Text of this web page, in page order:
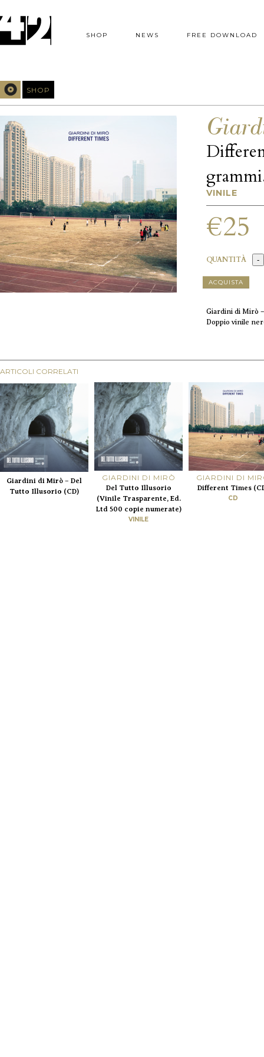
SHOP NEWS FREE DOWNLOAD
SHOP
VINILE
€25
QUANTITÀ
ACQUISTA
Giardini di Mirò
Doppio vinile
ARTICOLI CORRELATI
Giardini di Mirò – Del
Tutto Illusorio (CD)
GIARDINI DI MIRÒ
Del Tutto Illusorio
(Vinile Trasparente, Ed.
Ltd 500 copie numerate)
VINILE
GIARDINI DI
Different Times
CD